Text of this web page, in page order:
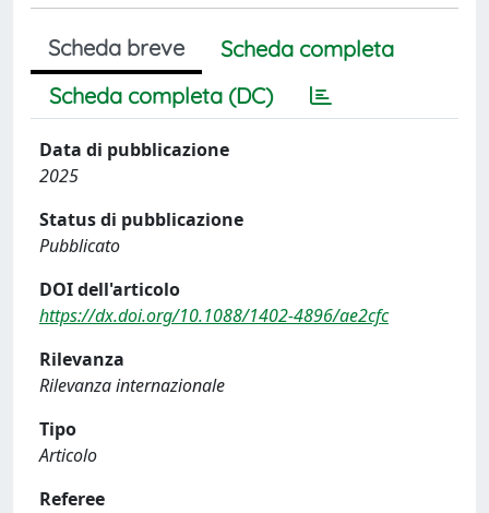
Scheda breve
Scheda completa
Scheda completa (DC)
Data di pubblicazione
2025
Status di pubblicazione
Pubblicato
DOI dell'articolo
https://dx.doi.org/10.1088/1402-4896/ae2cfc
Rilevanza
Rilevanza internazionale
Tipo
Articolo
Referee